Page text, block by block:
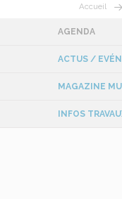
Accueil
AGENDA
ACTUS /
MAGAZINE
INFOS